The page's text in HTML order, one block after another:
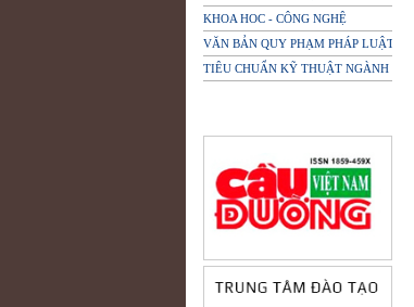
KHOA HOC - CÔNG NGHỆ
VĂN BẢN QUY PHẠM PHÁP LUẬT
TIÊU CHUẨN KỸ THUẬT NGÀNH